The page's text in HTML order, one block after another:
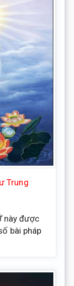
Trung
này được
bài pháp